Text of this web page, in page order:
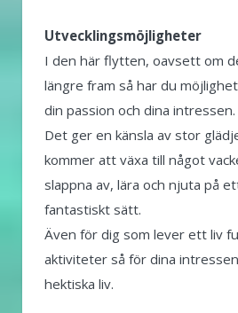
Utvecklingsmöjligheter
I den här flytten, oavsett om
längre fram så har du
din passion och dina intressen.
Det ger en känsla av stor
kommer att växa till något
slappna av, lära och njuta på
fantastiskt sätt.
Även för dig som lever ett liv
aktiviteter så för dina
hektiska liv.